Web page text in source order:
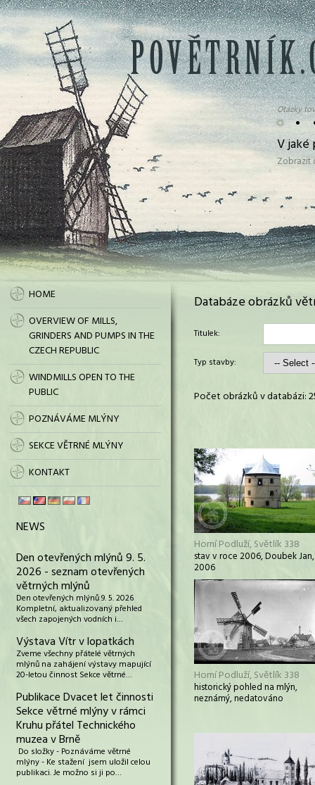
• •
Otázky
V jaké
HOME
OVERVIEW OF MILLS,
GRINDERS AND PUMPS IN THE
CZECH REPUBLIC
WINDMILLS OPEN TO THE
PUBLIC
POZNÁVÁME MLÝNY
SEKCE VĚTRNÉ MLÝNY
KONTAKT
NEWS
Den otevřených mlýnů 9. 5.
2026 - seznam otevřených
větrných mlýnů
Den otevřených mlýnů 9. 5. 2026
Kompletní, aktualizovaný přehled
všech zapojených vodních i…
Výstava Vítr v lopatkách
Zveme všechny přátelé větrných
mlýnů na zahájení výstavy mapující
20-letou činnost Sekce větrné…
Publikace Dvacet let činnosti
Sekce větrné mlýny v rámci
Kruhu přátel Technického
muzea v Brně
Do složky - Poznáváme větrné
mlýny - Ke stažení jsem uložil celou
publikaci. Je možno si ji po…
Databáze obrázků
Titulek:
Typ stavby:
Počet obrázků v databázi:
Horní Podluží, Světlík 338
stav v roce 2006, Doubek Jan,
2006
Horní Podluží, Světlík 338
historický pohled na mlýn,
neznámý, nedatováno